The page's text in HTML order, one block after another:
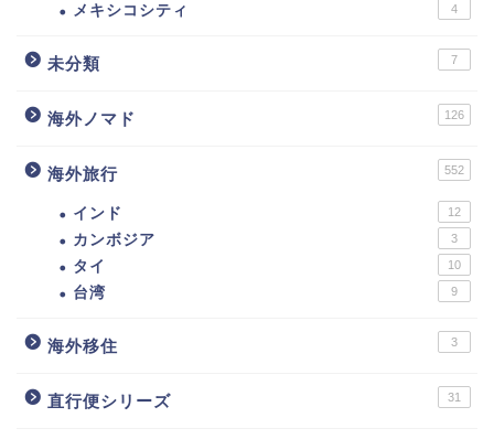
メキシコシティ 4
未分類 7
海外ノマド 126
海外旅行 552
インド 12
カンボジア 3
タイ 10
台湾 9
海外移住 3
直行便シリーズ 31